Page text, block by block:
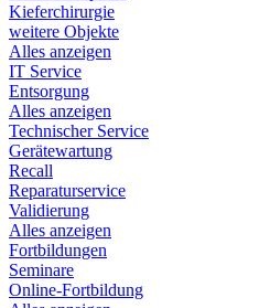
Kieferchirurgie
weitere Objekte
Alles anzeigen
IT Service
Entsorgung
Alles anzeigen
Technischer Service
Gerätewartung
Recall
Reparaturservice
Validierung
Alles anzeigen
Fortbildungen
Seminare
Online-Fortbildung